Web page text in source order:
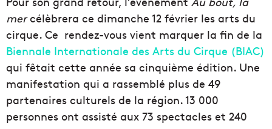
mercélèbrera ce dimanche 12 février les arts du
cirque. Ce rendez-vous vient marquer la fin de la
Biennale Internationale des Arts du Cirque (BIAC)
qui fêtait cette année sa cinquième édition. Une
manifestation qui a rassemblé plus de 49
partenaires culturels de la région. 13 000
personnes ont assisté aux 73 spectacles et 240